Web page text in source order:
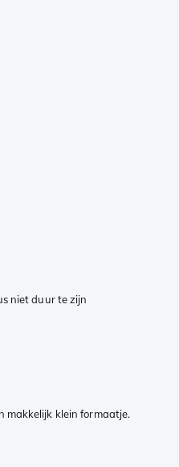
niet duur te zijn
makkelijk klein formaatje.